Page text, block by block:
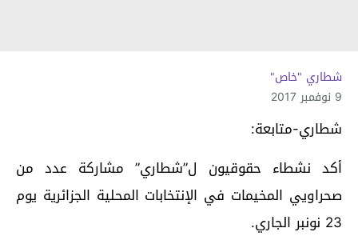
شطاري "خاص"
9 نوفمبر 2017
شطاري-متابعة:
أكد نشطاء حقوقيون ل”شطاري” مشاركة عدد من
صحراويي المخيمات في الإنتخابات المحلية الجزائرية يوم
23 نونبر الجاري.